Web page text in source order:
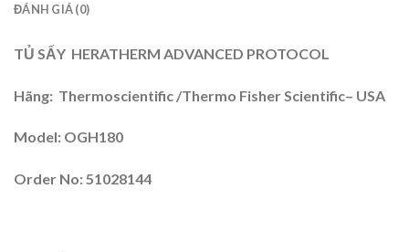
ĐÁNH GIÁ (0)
TỦ SẤY HERATHERM ADVANCED PROTOCOL
Hãng: Thermoscientific /Thermo Fisher Scientific– USA
Model: OGH180
Order No: 51028144